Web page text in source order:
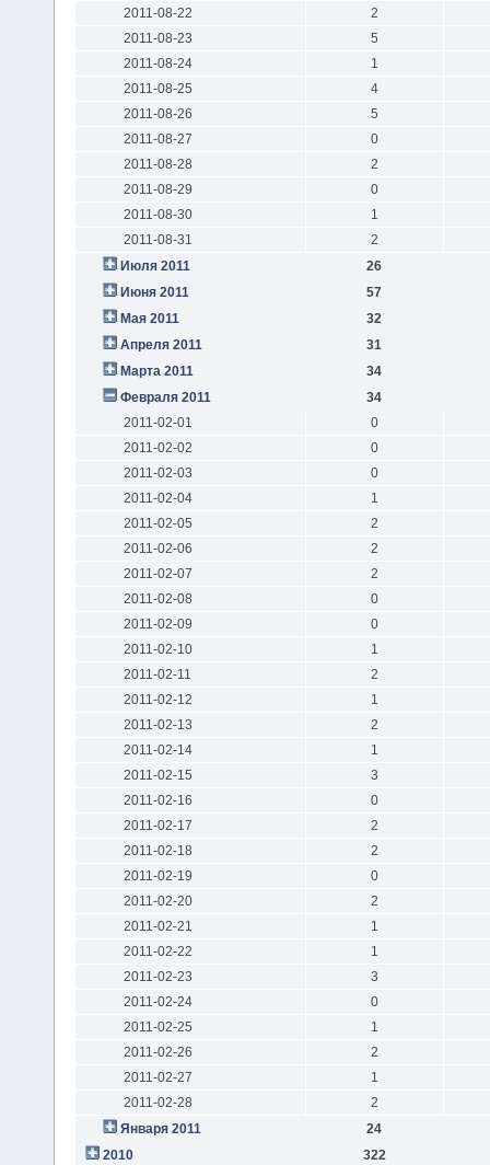
2011-08-22
2
2011-08-23
5
2011-08-24
1
2011-08-25
4
2011-08-26
5
2011-08-27
0
2011-08-28
2
2011-08-29
0
2011-08-30
1
2011-08-31
2
Июля 2011
26
Июня 2011
57
Мая 2011
32
Апреля 2011
31
Марта 2011
34
Февраля 2011
34
2011-02-01
0
2011-02-02
0
2011-02-03
0
2011-02-04
1
2011-02-05
2
2011-02-06
2
2011-02-07
2
2011-02-08
0
2011-02-09
0
2011-02-10
1
2011-02-11
2
2011-02-12
1
2011-02-13
2
2011-02-14
1
2011-02-15
3
2011-02-16
0
2011-02-17
2
2011-02-18
2
2011-02-19
0
2011-02-20
2
2011-02-21
1
2011-02-22
1
2011-02-23
3
2011-02-24
0
2011-02-25
1
2011-02-26
2
2011-02-27
1
2011-02-28
2
Января 2011
24
2010
322